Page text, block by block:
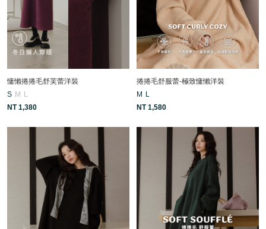
慵懶捲捲毛舒芙蕾洋裝
S M
L
NT 1,380
捲捲毛舒服蕾-極致慵懶洋裝
M
L
NT 1,580